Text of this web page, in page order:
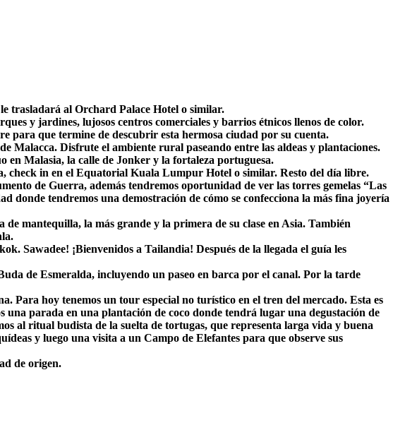
trasladará al Orchard Palace Hotel o similar.
y jardines, lujosos centros comerciales y barrios étnicos llenos de color.
para que termine de descubrir esta hermosa ciudad por su cuenta.
Disfrute el ambiente rural paseando entre las aldeas y plantaciones.
en Malasia, la calle de Jonker y la fortaleza portuguesa.
in en el Equatorial Kuala Lumpur Hotel o similar. Resto del día libre.
de Guerra, además tendremos oportunidad de ver las torres gemelas “Las
donde tendremos una demostración de cómo se confecciona la más fina joyería
mantequilla, la más grande y la primera de su clase en Asia. También
Sawadee! ¡Bienvenidos a Tailandia! Después de la llegada el guía les
de Esmeralda, incluyendo un paseo en barca por el canal. Por la tarde
Para hoy tenemos un tour especial no turístico en el tren del mercado. Esta es
parada en una plantación de coco donde tendrá lugar una degustación de
al ritual budista de la suelta de tortugas, que representa larga vida y buena
y luego una visita a un Campo de Elefantes para que observe sus
de origen.